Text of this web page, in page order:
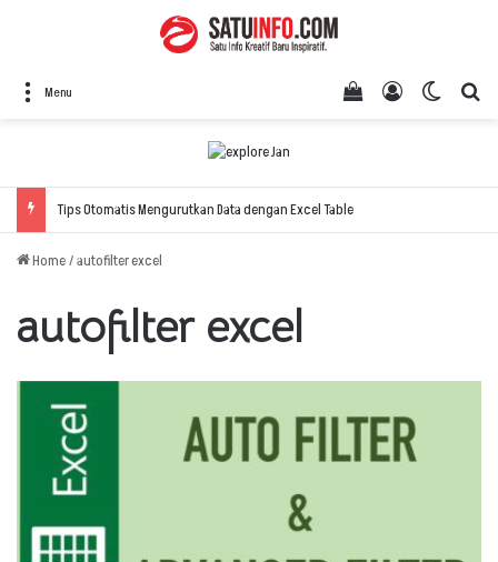
Menu Switch
Log In
View your
Tips Otomatis Mengurutkan Data dengan Excel Table
Home/autofilter excel
autofilter excel